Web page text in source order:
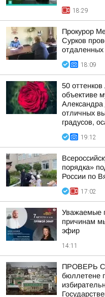
18:29
Прокурор
Сурков
отдаленных
18:09
50
объективе
отличных
градусов,
19:12
порядка»
России по
17:02
Уважаемые
причинам
эфир
14:11
ПРОВЕРЬ
бюллетене